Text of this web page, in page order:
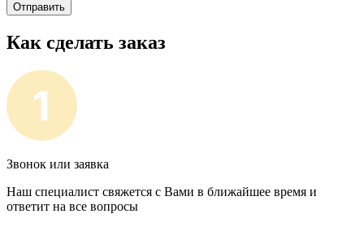
Отправить
Как сделать заказ
Звонок или заявка
Наш специалист свяжется с Вами в ближайшее время и
ответит на все вопросы